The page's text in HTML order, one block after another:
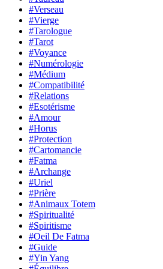
#Verseau
#Vierge
#Tarologue
#Tarot
#Voyance
#Numérologie
#Médium
#Compatibilité
#Relations
#Esotérisme
#Amour
#Horus
#Protection
#Cartomancie
#Fatma
#Archange
#Uriel
#Prière
#Animaux Totem
#Spiritualité
#Spiritisme
#Oeil De Fatma
#Guide
#Yin Yang